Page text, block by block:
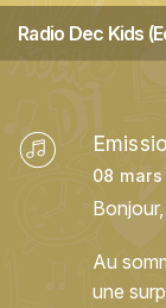
Radio Dec Kids
08
Au
une